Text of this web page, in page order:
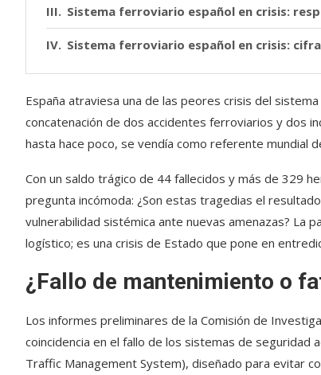
Sistema ferroviario español en crisis:
Sistema ferroviario español en crisis:
España atraviesa una de las peores crisis del
concatenación de dos accidentes ferroviarios y dos
hasta hace poco, se vendía como referente mundial
Con un saldo trágico de 44 fallecidos y más de 329
pregunta incómoda: ¿Son estas tragedias el
vulnerabilidad sistémica ante nuevas amenazas? La
logístico; es una crisis de Estado que pone en
¿Fallo de mantenimiento o
Los informes preliminares de la Comisión de
coincidencia en el fallo de los sistemas de seguridad
Traffic Management System), diseñado para evitar